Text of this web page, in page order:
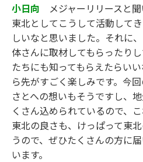
小日向 メジャーリリースと
東北としてこうして活動して
しいなと思いました。それに
体さんに取材してもらったり
たちにも知ってもらえたらい
ら先がすごく楽しみです。今
さとへの想いもそうですし、
くさん込められているので、
東北の良さも、けっぱって東
うので、ぜひたくさんの方に
います。